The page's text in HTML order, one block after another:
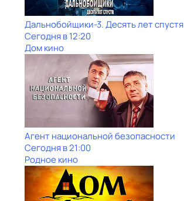
Дальнобойщики-3. Десять лет спустя
Сегодня в 12:20
Дом кино
Агент национальной безопасности
Сегодня в 21:00
Родное кино